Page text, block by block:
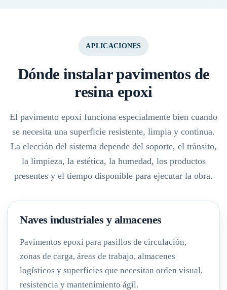
APLICACIONES
Dónde instalar pavimentos de
resina epoxi
El pavimento epoxi funciona especialmente bien cuando
se necesita una superficie resistente, limpia y continua.
La elección del sistema depende del soporte, el tránsito,
la limpieza, la estética, la humedad, los productos
presentes y el tiempo disponible para ejecutar la obra.
Naves industriales y almacenes
Pavimentos epoxi para pasillos de circulación,
zonas de carga, áreas de trabajo, almacenes
logísticos y superficies que necesitan orden visual,
resistencia y mantenimiento ágil.